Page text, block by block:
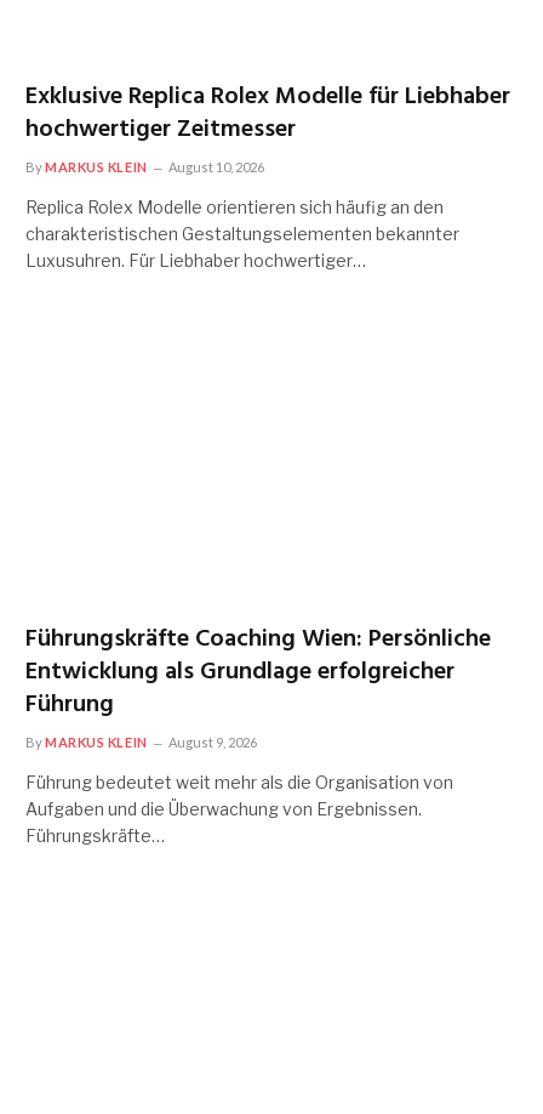
Exklusive Replica Rolex Modelle für Liebhaber
hochwertiger Zeitmesser
ByMARKUS KLEIN August 10, 2026
Replica Rolex Modelle orientieren sich häufig an den
charakteristischen Gestaltungselementen bekannter
Luxusuhren. Für Liebhaber hochwertiger…
Führungskräfte Coaching Wien: Persönliche
Entwicklung als Grundlage erfolgreicher
Führung
ByMARKUS KLEIN August 9, 2026
Führung bedeutet weit mehr als die Organisation von
Aufgaben und die Überwachung von Ergebnissen.
Führungskräfte…